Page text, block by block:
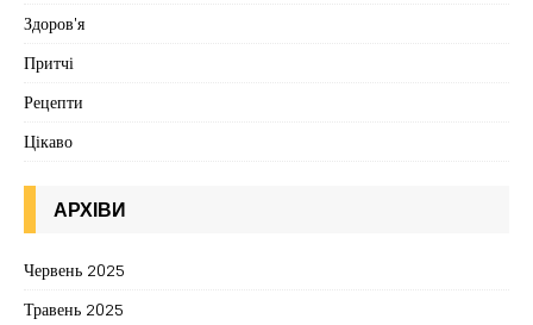
Здоров'я
Притчі
Рецепти
Цікаво
АРХІВИ
Червень 2025
Травень 2025